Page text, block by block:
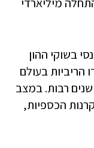
בשוקי ההון
הריביות בעולם
רבות. במצב
הכספיות,